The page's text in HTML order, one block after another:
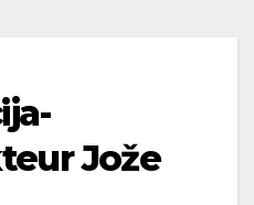
Jože